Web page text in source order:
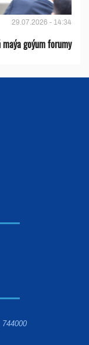
29.07.2026 - 14:34
goýum forumy